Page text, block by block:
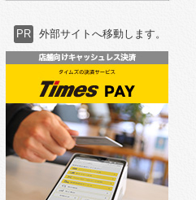
PR 外部サイトへ移動します。